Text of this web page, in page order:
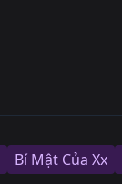
Bí Mật Của Xx